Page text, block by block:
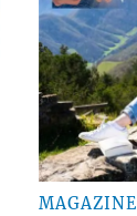
MAGAZINE